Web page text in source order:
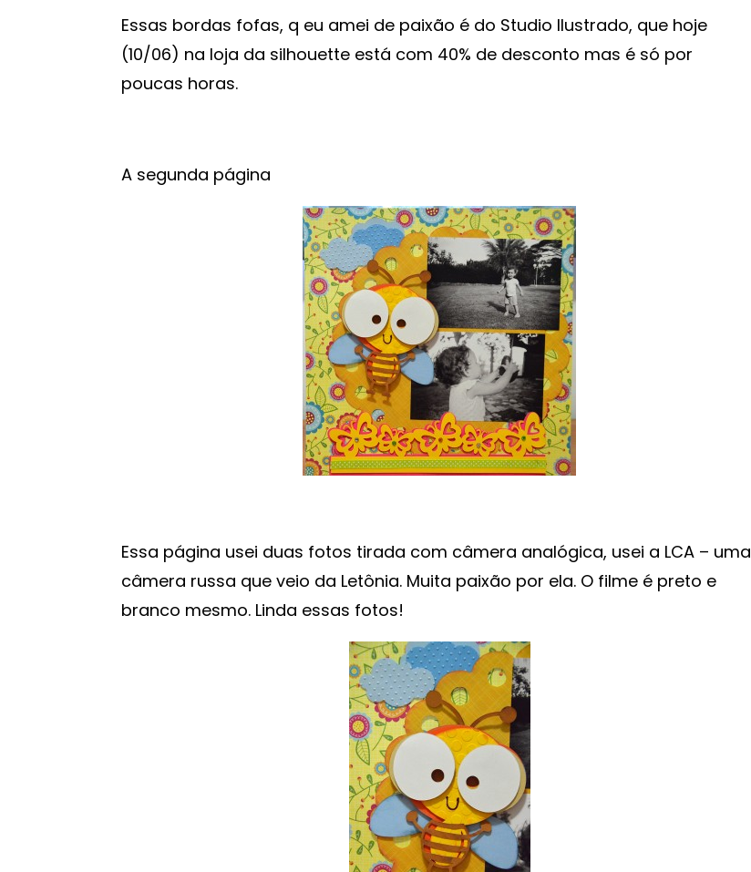
Essas bordas fofas, q eu amei de paixão é do Studio Ilustrado, que hoje
(10/06) na loja da silhouette está com 40% de desconto mas é só por
poucas horas.
A segunda página
Essa página usei duas fotos tirada com câmera analógica, usei a LCA – uma
câmera russa que veio da Letônia. Muita paixão por ela. O filme é preto e
branco mesmo. Linda essas fotos!